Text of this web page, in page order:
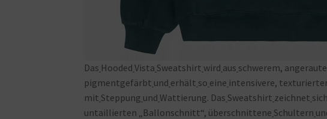
Das Hooded Vista Sweatshirt wird aus schwerem,
pigmentgefärbt und erhält so eine intensivere,
mit Steppung und Wattierung. Das Sweatshirt zeichnet sich
untaillierten „Ballonschnitt“, überschnittene Schultern